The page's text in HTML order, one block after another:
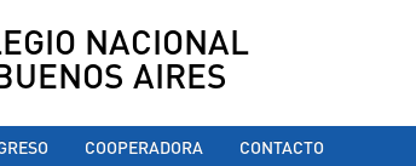
NACIONAL
AIRES
COOPERADORA CONTACTO